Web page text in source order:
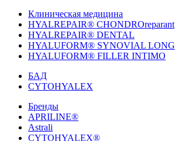
Клиническая медицина
HYALREPAIR® CHONDROreparant
HYALREPAIR® DENTAL
HYALUFORM® SYNOVIAL LONG
HYALUFORM® FILLER INTIMO
БАД
CYTOHYALEX
Бренды
APRILINE®
Astrali
CYTOHYALEX®